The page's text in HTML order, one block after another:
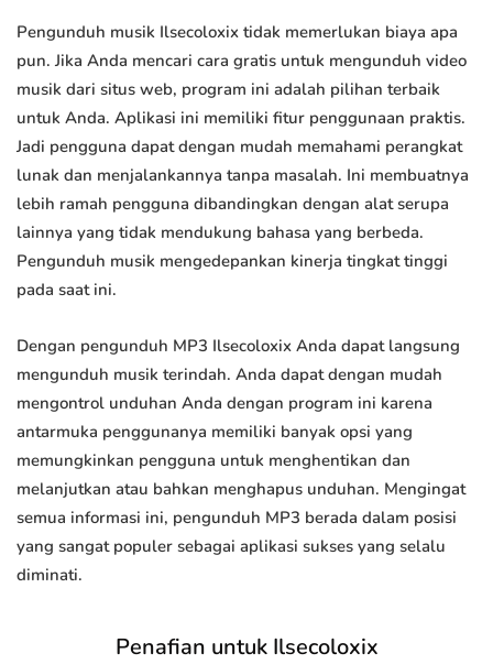
Pengunduh musik Ilsecoloxix tidak memerlukan biaya apa
pun. Jika Anda mencari cara gratis untuk mengunduh video
musik dari situs web, program ini adalah pilihan terbaik
untuk Anda. Aplikasi ini memiliki fitur penggunaan praktis.
Jadi pengguna dapat dengan mudah memahami perangkat
lunak dan menjalankannya tanpa masalah. Ini membuatnya
lebih ramah pengguna dibandingkan dengan alat serupa
lainnya yang tidak mendukung bahasa yang berbeda.
Pengunduh musik mengedepankan kinerja tingkat tinggi
pada saat ini.
Dengan pengunduh MP3 Ilsecoloxix Anda dapat langsung
mengunduh musik terindah. Anda dapat dengan mudah
mengontrol unduhan Anda dengan program ini karena
antarmuka penggunanya memiliki banyak opsi yang
memungkinkan pengguna untuk menghentikan dan
melanjutkan atau bahkan menghapus unduhan. Mengingat
semua informasi ini, pengunduh MP3 berada dalam posisi
yang sangat populer sebagai aplikasi sukses yang selalu
diminati.
Penafian untuk Ilsecoloxix